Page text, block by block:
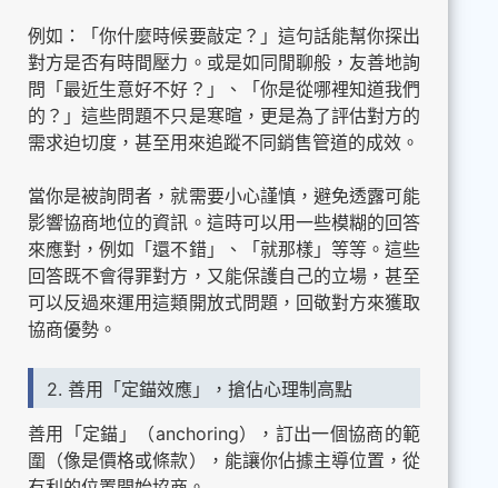
例如：「你什麼時候要敲定？」這句話能幫你探出
對方是否有時間壓力。或是如同閒聊般，友善地詢
問「最近生意好不好？」、「你是從哪裡知道我們
的？」這些問題不只是寒暄，更是為了評估對方的
需求迫切度，甚至用來追蹤不同銷售管道的成效。
當你是被詢問者，就需要小心謹慎，避免透露可能
影響協商地位的資訊。這時可以用一些模糊的回答
來應對，例如「還不錯」、「就那樣」等等。這些
回答既不會得罪對方，又能保護自己的立場，甚至
可以反過來運用這類開放式問題，回敬對方來獲取
協商優勢。
2. 善用「定錨效應」，搶佔心理制高點
善用「定錨」（anchoring），訂出一個協商的範
圍（像是價格或條款），能讓你佔據主導位置，從